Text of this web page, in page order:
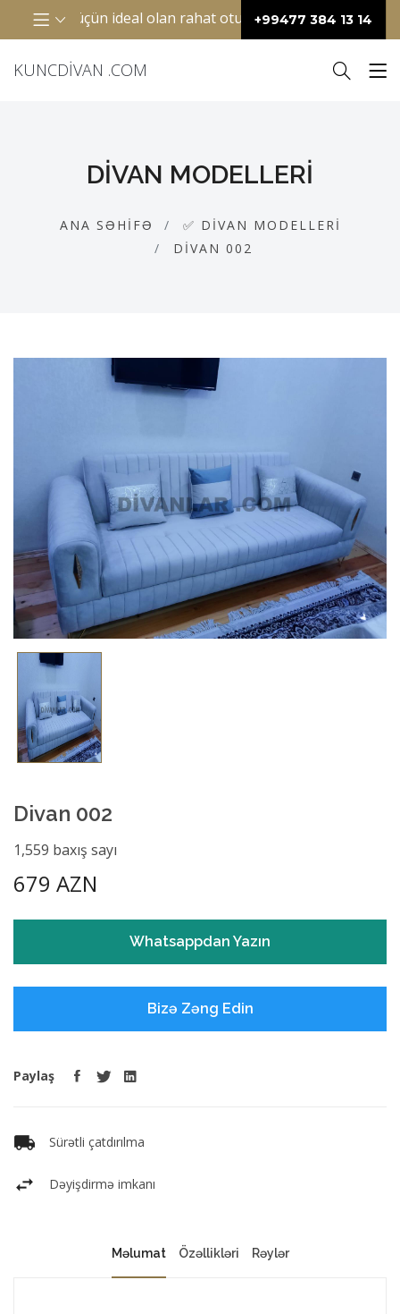
otaqlar üçün ideal olan rahat oturacaq mebelidir. Adətən
+99477 384 13 14
KUNCDIVAN .COM
DIVAN MODELLERI
ANA SƏHIFƏ
✅ DIVAN MODELLERI
DIVAN 002
Divan 002
1,559 baxış sayı
679 AZN
Whatsappdan Yazın
Bizə Zəng Edin
Paylaş
Sürətli çatdırılma
Dəyişdirmə imkanı
Məlumat Özəllikləri Rəylər